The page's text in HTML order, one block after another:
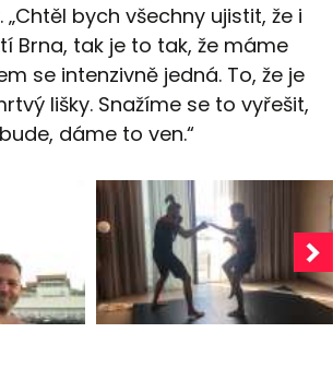
bych všechny ujistit, že i
Brna, tak je to tak, že máme
se intenzivně jedná. To, že je
lišky. Snažíme se to vyřešit,
dáme to ven.“